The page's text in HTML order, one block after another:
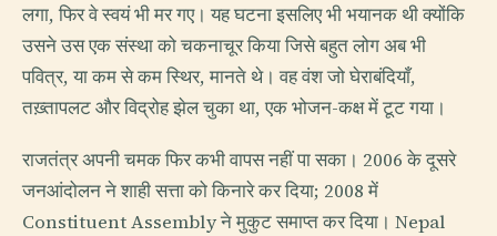
लगा, फिर वे स्वयं भी मर गए। यह घटना इसलिए भी भयानक थी क्योंकि
उसने उस एक संस्था को चकनाचूर किया जिसे बहुत लोग अब भी
पवित्र, या कम से कम स्थिर, मानते थे। वह वंश जो घेराबंदियाँ,
तख़्तापलट और विद्रोह झेल चुका था, एक भोजन-कक्ष में टूट गया।
राजतंत्र अपनी चमक फिर कभी वापस नहीं पा सका। 2006 के दूसरे
जनआंदोलन ने शाही सत्ता को किनारे कर दिया; 2008 में
Constituent Assembly ने मुकुट समाप्त कर दिया। Nepal